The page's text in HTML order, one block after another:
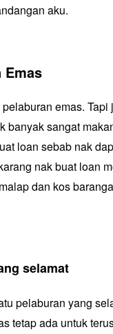
aku.
Emas
emas.
banyak sangat
loan sebab nak
nak buat loan
dan kos
selamat
pelaburan yang
tetap ada untuk